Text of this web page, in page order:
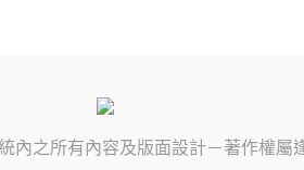
內之所有內容及版面設計－著作權屬